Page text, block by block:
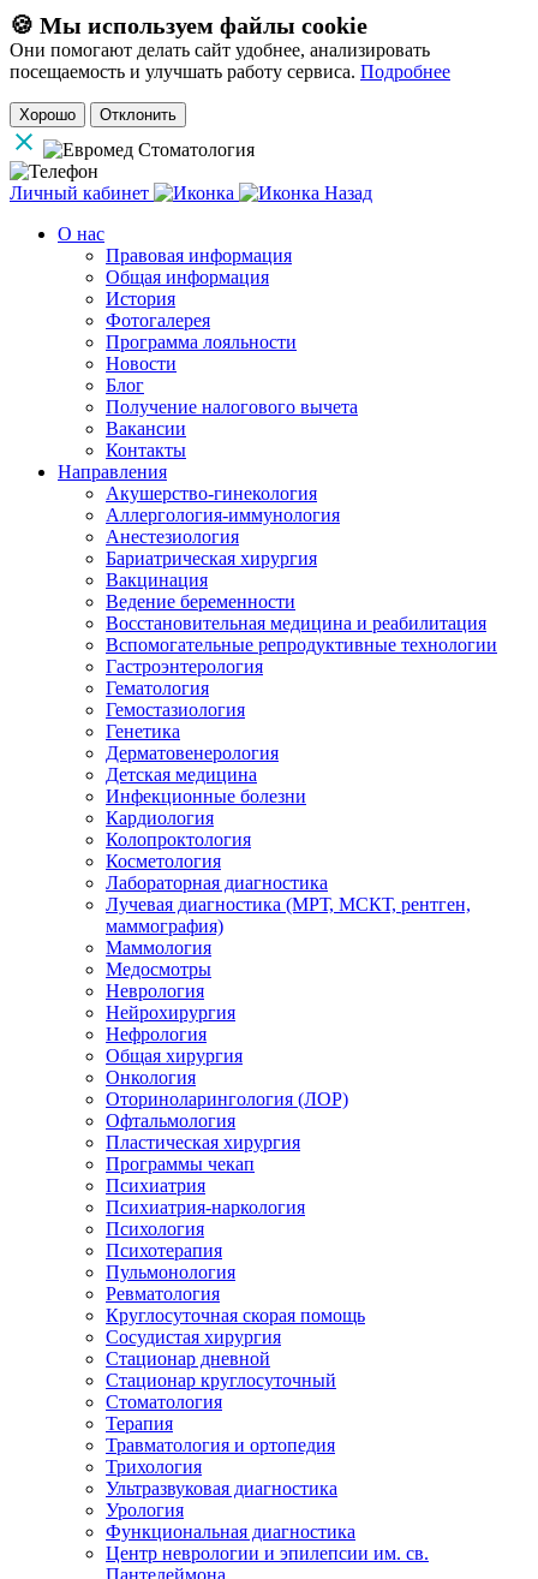
🍪 Мы используем файлы cookie
Они помогают делать сайт удобнее, анализировать
посещаемость и улучшать работу сервиса. Подробнее
Хорошо Отклонить
Личный кабинет
Назад
О нас
Правовая информация
Общая информация
История
Фотогалерея
Программа лояльности
Новости
Блог
Получение налогового вычета
Вакансии
Контакты
Направления
Акушерство-гинекология
Аллергология-иммунология
Анестезиология
Бариатрическая хирургия
Вакцинация
Ведение беременности
Восстановительная медицина и реабилитация
Вспомогательные репродуктивные технологии
Гастроэнтерология
Гематология
Гемостазиология
Генетика
Дерматовенерология
Детская медицина
Инфекционные болезни
Кардиология
Колопроктология
Косметология
Лабораторная диагностика
Лучевая диагностика (МРТ, МСКТ, рентген,
маммография)
Маммология
Медосмотры
Неврология
Нейрохирургия
Нефрология
Общая хирургия
Онкология
Оториноларингология (ЛОР)
Офтальмология
Пластическая хирургия
Программы чекап
Психиатрия
Психиатрия-наркология
Психология
Психотерапия
Пульмонология
Ревматология
Круглосуточная скорая помощь
Сосудистая хирургия
Стационар дневной
Стационар круглосуточный
Стоматология
Терапия
Травматология и ортопедия
Трихология
Ультразвуковая диагностика
Урология
Функциональная диагностика
Центр неврологии и эпилепсии им. св.